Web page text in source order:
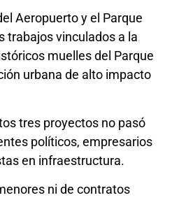
Aeropuerto y el Parque
trabajos vinculados a la
muelles del Parque
urbana de alto impacto
tres proyectos no pasó
políticos, empresarios
en infraestructura.
ni de contratos